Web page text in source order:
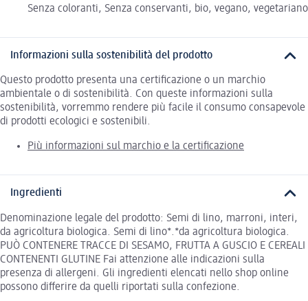
Senza coloranti, Senza conservanti, bio, vegano, vegetariano
Informazioni sulla sostenibilità del prodotto
Questo prodotto presenta una certificazione o un marchio
ambientale o di sostenibilità. Con queste informazioni sulla
sostenibilità, vorremmo rendere più facile il consumo consapevole
di prodotti ecologici e sostenibili.
Più informazioni sul marchio e la certificazione
Ingredienti
Denominazione legale del prodotto: Semi di lino, marroni, interi,
da agricoltura biologica. Semi di lino*.*da agricoltura biologica.
PUÒ CONTENERE TRACCE DI SESAMO, FRUTTA A GUSCIO E CEREALI
CONTENENTI GLUTINE Fai attenzione alle indicazioni sulla
presenza di allergeni. Gli ingredienti elencati nello shop online
possono differire da quelli riportati sulla confezione.